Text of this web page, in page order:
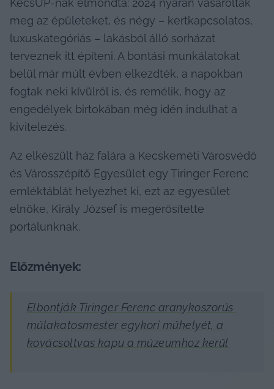
KecsUP-nak elmondta: 2024 nyarán vásárolták
meg az épületeket, és négy – kertkapcsolatos,
luxuskategóriás – lakásból álló sorházat
terveznek itt építeni. A bontási munkálatokat
belül már múlt évben elkezdték, a napokban
fogtak neki kívülről is, és remélik, hogy az
engedélyek birtokában még idén indulhat a
kivitelezés.
Az elkészült ház falára a Kecskeméti Városvédő
és Városszépítő Egyesület egy Tiringer Ferenc
emléktáblát helyezhet ki, ezt az egyesület
elnöke, Király József is megerősítette
portálunknak.
Előzmények:
Elbontják Tiringer Ferenc aranykoszorús
műlakatosmester egykori műhelyét, a
kovácsoltvas kapu a múzeumhoz kerül